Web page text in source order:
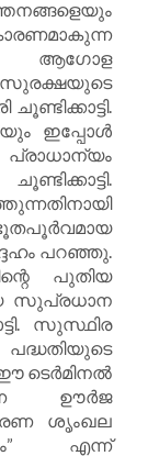
ആഗോള
ഇപ്പോൾ
പറഞ്ഞു.
പുതിയ
സുപ്രധാന
സുസ്ഥിര
ടെർമിനൽ
ഊർജ
ശൃംഖല
എന്ന്